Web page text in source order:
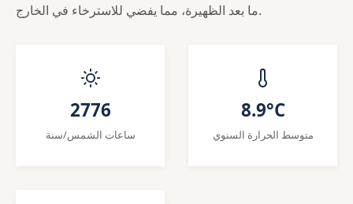
ما بعد الظهيرة، مما يفضي للاسترخاء في الخارج.
2776
ساعات الشمس/سنة
8.9°C
متوسط الحرارة السنوي